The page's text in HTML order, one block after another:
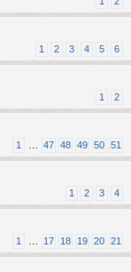
1 2 3 4 5 6
1 2
1 … 47 48 49 50 51
1 2 3 4
1 … 17 18 19 20 21